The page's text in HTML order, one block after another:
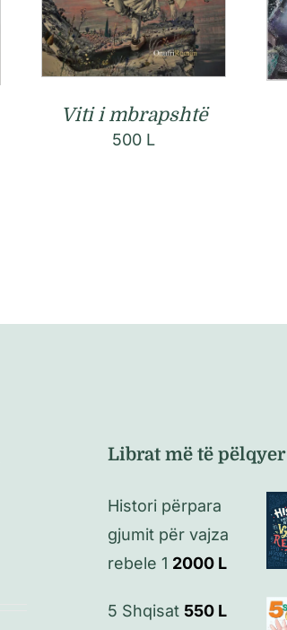
Viti i mbrapshtë
500 L
Librat më të pëlqyer
Histori përpara
gjumit për vajza
rebele 1 2000 L
5 Shqisat 550 L